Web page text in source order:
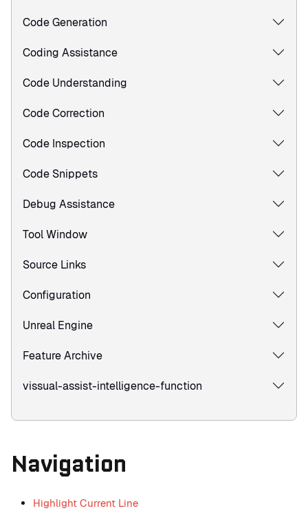
Code Generation
Coding Assistance
Code Understanding
Code Correction
Code Inspection
Code Snippets
Debug Assistance
Tool Window
Source Links
Configuration
Unreal Engine
Feature Archive
vissual-assist-intelligence-function
Navigation
Highlight Current Line